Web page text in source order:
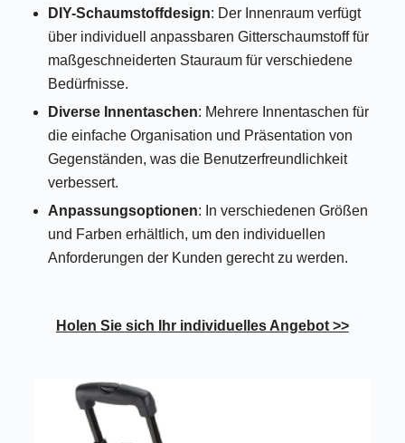
DIY-Schaumstoffdesign: Der Innenraum verfügt
über individuell anpassbaren Gitterschaumstoff für
maßgeschneiderten Stauraum für verschiedene
Bedürfnisse.
Diverse Innentaschen: Mehrere Innentaschen für
die einfache Organisation und Präsentation von
Gegenständen, was die Benutzerfreundlichkeit
verbessert.
Anpassungsoptionen: In verschiedenen Größen
und Farben erhältlich, um den individuellen
Anforderungen der Kunden gerecht zu werden.
Holen Sie sich Ihr individuelles Angebot >>